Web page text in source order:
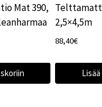
Mat 390,
2,5×4,5m
88,40€